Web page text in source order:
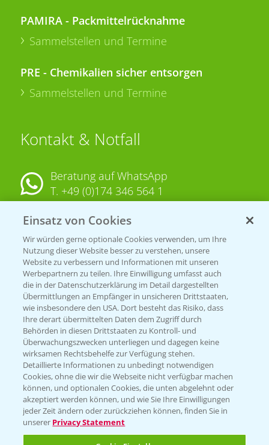
PAMIRA - Packmittelrücknahme
Sammelstellen und Termine
PRE - Chemikalien sicher entsorgen
Sammelstellen und Termine
Kontakt & Notfall
Beratung auf WhatsApp
T. +49 (0)174 346 564 1
KONTAKT
Hilfe in Notfällen
T.+49 (0)214/30-20220
Folgen Sie uns
Einsatz von Cookies
Wir würden gerne optionale Cookies verwenden, um Ihre
Nutzung dieser Website besser zu verstehen, unsere
Website zu verbessern und Informationen mit unseren
Werbepartnern zu teilen. Ihre Einwilligung umfasst auch
die in der Datenschutzerklärung im Detail dargestellten
Übermittlungen an Empfänger in unsicheren Drittstaaten,
wie insbesondere den USA. Dort besteht das Risiko, dass
Ihre derart übermittelten Daten dem Zugriff durch
Behörden in diesen Drittstaaten zu Kontroll- und
Überwachungszwecken unterliegen und dagegen keine
wirksamen Rechtsbehelfe zur Verfügung stehen.
Detaillierte Informationen zu unbedingt notwendigen
Cookies, ohne die wir die Webseite nicht verfügbar machen
können, und optionalen Cookies, die unten abgelehnt oder
akzeptiert werden können, und wie Sie Ihre Einwilligungen
jeder Zeit ändern oder zurückziehen können, finden Sie in
unserer Privacy Statement